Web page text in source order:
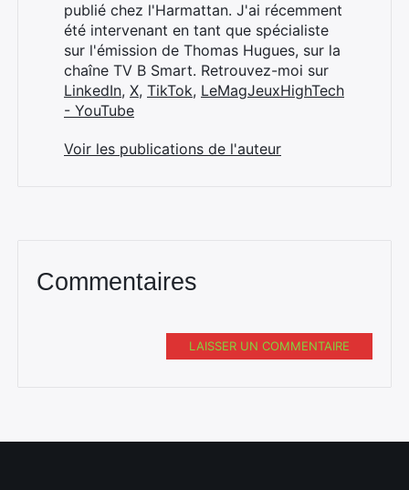
publié chez l'Harmattan. J'ai récemment
été intervenant en tant que spécialiste
sur l'émission de Thomas Hugues, sur la
chaîne TV B Smart. Retrouvez-moi sur
LinkedIn, X, TikTok, LeMagJeuxHighTech
- YouTube
Voir les publications de l'auteur
Commentaires
LAISSER UN COMMENTAIRE